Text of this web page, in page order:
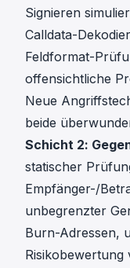
Signieren
Calldata-
Feldformat-
offensichtliche
Neue
beide
Schicht 2:
statischer
Empfänger-/
unbegrenzter
Burn-Adressen,